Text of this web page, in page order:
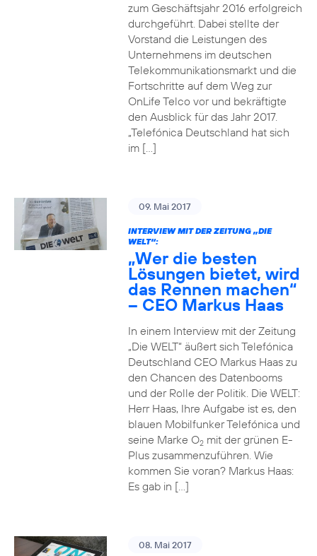
zum Geschäftsjahr 2016 erfolgreich
durchgeführt. Dabei stellte der
Vorstand die Leistungen des
Unternehmens im deutschen
Telekommunikationsmarkt und die
Fortschritte auf dem Weg zur
OnLife Telco vor und bekräftigte
den Ausblick für das Jahr 2017.
„Telefónica Deutschland hat sich
im […]
09. Mai 2017
INTERVIEW MIT DER ZEITUNG „DIE
WELT“:
„Wer die besten
Lösungen bietet, wird
das Rennen machen“
– CEO Markus Haas
In einem Interview mit der Zeitung
„Die WELT“ äußert sich Telefónica
Deutschland CEO Markus Haas zu
den Chancen des Datenbooms
und der Rolle der Politik. Die WELT:
Herr Haas, Ihre Aufgabe ist es, den
blauen Mobilfunker Telefónica und
seine Marke O2mit der grünen E-
Plus zusammenzuführen. Wie
kommen Sie voran? Markus Haas:
Es gab in […]
08. Mai 2017